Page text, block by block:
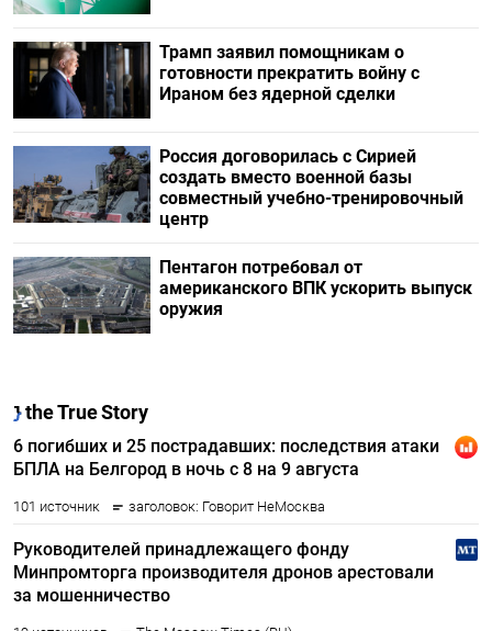
Трамп заявил помощникам о
готовности прекратить войну с
Ираном без ядерной сделки
Россия договорилась с Сирией
создать вместо военной базы
совместный учебно-тренировочный
центр
Пентагон потребовал от
американского ВПК ускорить выпуск
оружия